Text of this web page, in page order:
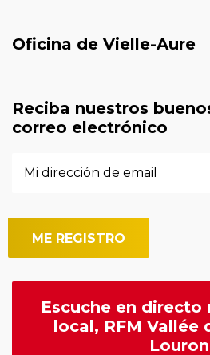
Oficina de Vielle-Aure
Reciba nuestros
correo electrónico
Escuche en directo
local, RFM Vallée
Louron